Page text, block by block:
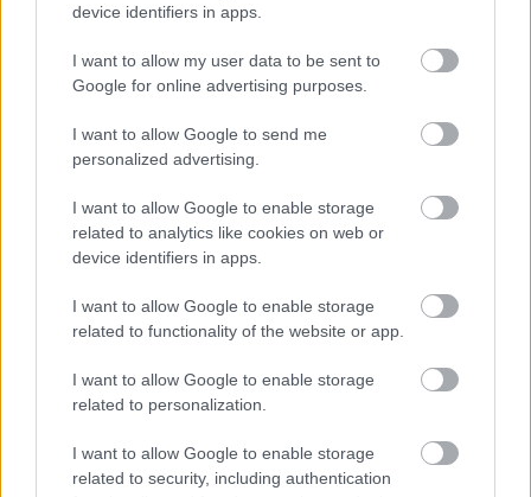
device identifiers in apps.
I want to allow my user data to be sent to
Google for online advertising purposes.
I want to allow Google to send me
personalized advertising.
I want to allow Google to enable storage
related to analytics like cookies on web or
device identifiers in apps.
I want to allow Google to enable storage
related to functionality of the website or app.
I want to allow Google to enable storage
related to personalization.
I want to allow Google to enable storage
related to security, including authentication
Biztos, hogy fideszes seggnyalók a
Quimby tagjai?
JámborAndrás• 2016. július 26.
A Quimby tusványosi fellépése a zenekar Facebook-
oldalán, a második nyilvánosságban és a